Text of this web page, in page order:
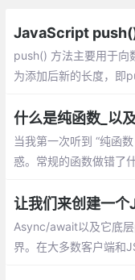
JavaScript
push() 方法主要用于向
为添加后新的长度，即
上、在对象使用push
什么是纯函数_以
当我第一次听到 “纯函
惑。常规的函数做错了
让我们来创建一
Async/await以及它底
界。在大多数客户端和